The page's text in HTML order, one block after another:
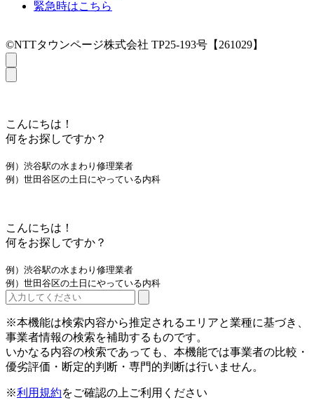
緊急時はこちら
©NTTタウンページ株式会社 TP25-193号【261029】
こんにちは！
何をお探しですか？
例）渋谷駅の水まわり修理業者
例）世田谷区の土日にやっている内科
こんにちは！
何をお探しですか？
例）渋谷駅の水まわり修理業者
例）世田谷区の土日にやっている内科
※本機能は検索内容から推定されるエリアと業種に基づき、
事業者情報の検索を補助するものです。
いかなる内容の検索であっても、本機能では事業者の比較・
優劣評価・断定的判断・専門的判断は行いません。
※利用規約をご確認の上ご利用ください